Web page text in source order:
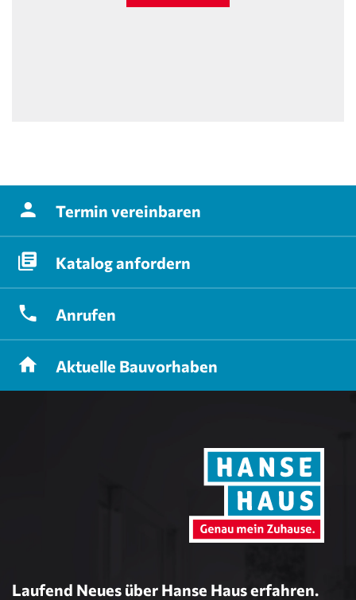
Termin vereinbaren
Kataloganfordern
Anrufen
Aktuelle Bauvorhaben
Laufend Neues über Hanse Haus erfahren.